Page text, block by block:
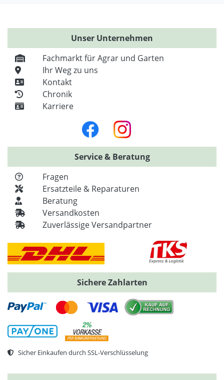
Unser Unternehmen
Fachmarkt für Agrar und Garten
Ihr Weg zu uns
Kontakt
Chronik
Karriere
Service & Beratung
Fragen
Ersatzteile & Reparaturen
Beratung
Versandkosten
Zuverlässige Versandpartner
Sichere Zahlarten
Sicher Einkaufen durch SSL-Verschlüsselung